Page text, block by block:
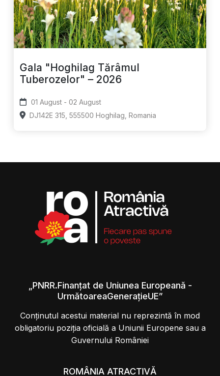
Gala "Hoghilag Tărâmul
Tuberozelor" – 2026
01 August - 02 August
DJ142E 315, 555500 Hoghilag, Romania
„PNRR.Finanțat de Uniunea Europeană -
UrmătoareaGenerațieUE”
Conținutul acestui material nu reprezintă în mod
obligatoriu poziția oficială a Uniunii Europene sau a
Guvernului României
ROMÂNIA ATRACTIVĂ